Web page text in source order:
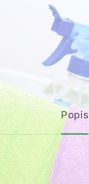
Popis